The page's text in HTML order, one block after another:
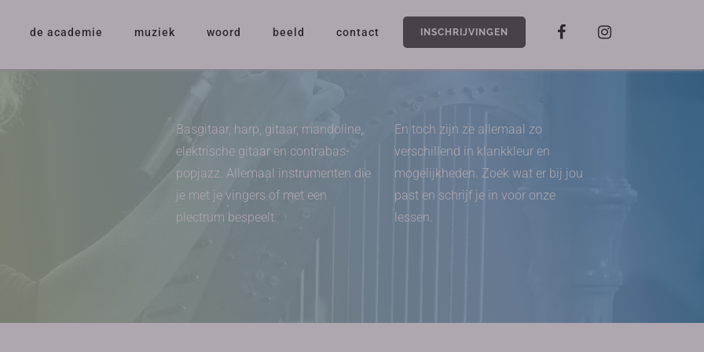
de academie muziek woord beeld contact INSCHRIJVINGEN
Basgitaar, harp, gitaar, mandoline,
elektrische gitaar en contrabas-
popjazz. Allemaal instrumenten die
je met je vingers of met een
plectrum bespeelt.
En toch zijn ze allemaal zo
verschillend in klankkleur en
mogelijkheden. Zoek wat er bij jou
past en schrijf je in voor onze
lessen.